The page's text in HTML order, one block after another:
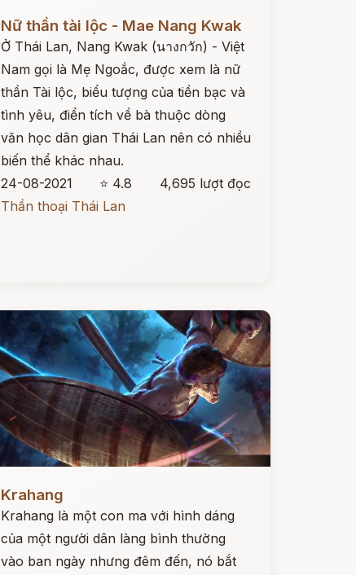
Nữ thần tài lộc - Mae Nang Kwak
Ở Thái Lan, Nang Kwak (นางกวัก) - Việt
Nam gọi là Mẹ Ngoắc, được xem là nữ
thần Tài lộc, biểu tượng của tiền bạc và
tình yêu, điển tích về bà thuộc dòng
văn học dân gian Thái Lan nên có nhiều
biến thể khác nhau.
24-08-2021
⭐ 4.8
4,695 lượt đọc
Thần thoại Thái Lan
Krahang
Krahang là một con ma với hình dáng
của một người dân làng bình thường
vào ban ngày nhưng đêm đến, nó bắt